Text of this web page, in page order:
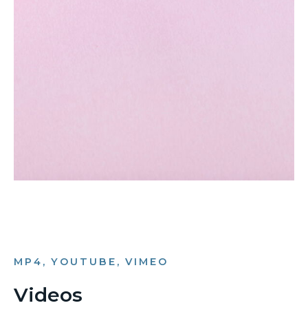
MP4, YOUTUBE, VIMEO
Videos